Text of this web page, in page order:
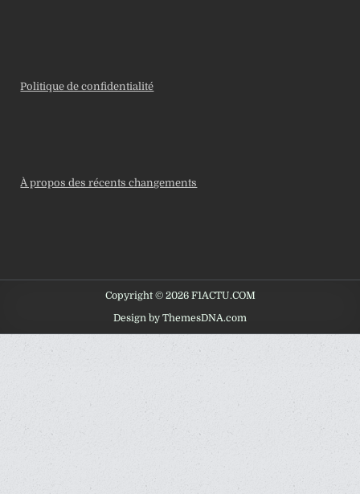
Politique de confidentialité
À propos des récents changements
Copyright © 2026 F1ACTU.COM
Design by ThemesDNA.com